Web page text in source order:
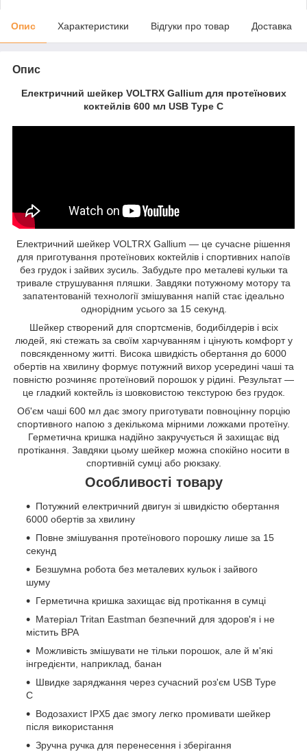
Опис Характеристики Відгуки про товар Доставка
Опис
Електричний шейкер VOLTRX Gallium для протеїнових
коктейлів 600 мл USB Type C
Електричний шейкер VOLTRX Gallium — це сучасне рішення
для приготування протеїнових коктейлів і спортивних напоїв
без грудок і зайвих зусиль. Забудьте про металеві кульки та
тривале струшування пляшки. Завдяки потужному мотору та
запатентованій технології змішування напій стає ідеально
однорідним усього за 15 секунд.
Шейкер створений для спортсменів, бодибілдерів і всіх
людей, які стежать за своїм харчуванням і цінують комфорт у
повсякденному житті. Висока швидкість обертання до 6000
обертів на хвилину формує потужний вихор усередині чаші та
повністю розчиняє протеїновий порошок у рідині. Результат —
це гладкий коктейль із шовковистою текстурою без грудок.
Об'єм чаші 600 мл дає змогу приготувати повноцінну порцію
спортивного напою з декількома мірними ложками протеїну.
Герметична кришка надійно закручується й захищає від
протікання. Завдяки цьому шейкер можна спокійно носити в
спортивній сумці або рюкзаку.
Особливості товару
Потужний електричний двигун зі швидкістю обертання
6000 обертів за хвилину
Повне змішування протеїнового порошку лише за 15
секунд
Безшумна робота без металевих кульок і зайвого
шуму
Герметична кришка захищає від протікання в сумці
Матеріал Tritan Eastman безпечний для здоров'я і не
містить BPA
Можливість змішувати не тільки порошок, але й м'які
інгредієнти, наприклад, банан
Швидке заряджання через сучасний роз'єм USB Type
C
Водозахист IPX5 дає змогу легко промивати шейкер
після використання
Зручна ручка для перенесення і зберігання